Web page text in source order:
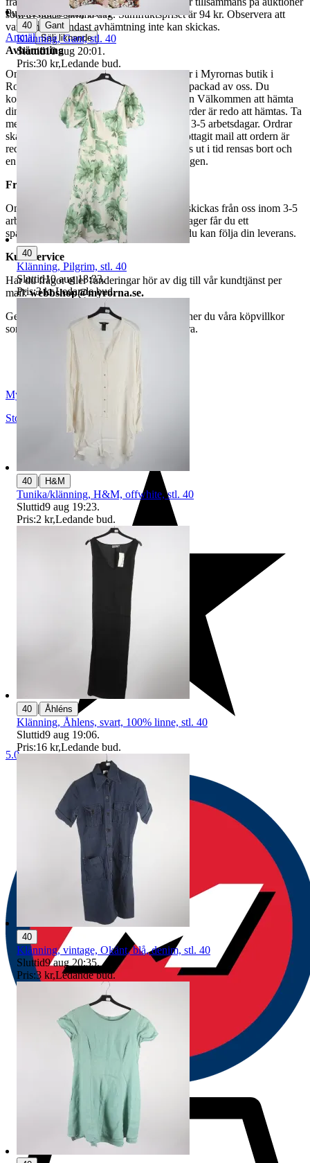
som avslutas samma dag. Samfraktspriset är 94 kr. Observera att
varor märkta endast avhämtning inte kan skickas.
Avhämtning
Om du väljer avhämtning hämtas din order i Myrornas butik i
Ropsten, Kolargatan 2 efter den har blivit packad av oss. Du
kommer att få ett separat mail med rubriken Välkommen att hämta
din order på Myrorna i Ropsten! när din order är redo att hämtas. Ta
med legitimation. Hanteringstiden är cirka 3-5 arbetsdagar. Ordrar
ska hämtas senast 7 dagar efter att man mottagit mail att ordern är
redo för avhämtning. Ordrar som ej hämtas ut i tid rensas bort och
en avgift på 84 kr dras av från återbetalningen.
Frakt
Om du har valt frakt kommer din vara att skickas från oss inom 3-5
arbetsdagar. När din vara har lämnat vårt lager får du ett
spårningsnummer av DSV inom kort där du kan följa din leverans.
Kundservice
Har du frågor eller funderingar hör av dig till vår kundtjänst per
mail:webbshop@myrorna.se.
Genom att buda på våra annonser godkänner du våra köpvillkor
som du hittar på vår infosida här på Tradera.
Publicerad 15 maj 19:41
Anmäl Sälj liknande
Myrorna
Stockholm
Sverige
5.0
40 | Gant
Klänning, Gant, stl. 40
Sluttid10 aug 20:01 .
Pris:30 kr,Ledande bud.
40
Klänning, Pilgrim, stl. 40
Sluttid10 aug 18:33.
Pris:3 kr,Ledande bud.
40 | H&M
Tunika/klänning, H&M, offwhite, stl. 40
Sluttid9 aug 19:23.
Pris:2 kr,Ledande bud.
40 | Åhléns
Klänning, Åhlens, svart, 100% linne, stl. 40
Sluttid9 aug 19:06.
Pris:16 kr,Ledande bud.
40
Klänning, vintage, Okänt, blå, denim, stl. 40
Sluttid9 aug 20:35.
Pris:3 kr,Ledande bud.